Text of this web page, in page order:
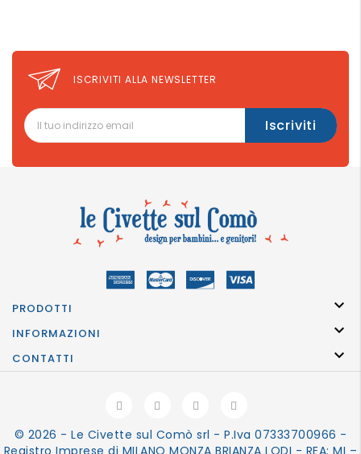
ISCRIVITI ALLA NEWSLETTER
PRODOTTI 
INFORMAZIONI 
CONTATTI 
© 2026 - Le Civette sul Comò srl - P.Iva 07333700966 -